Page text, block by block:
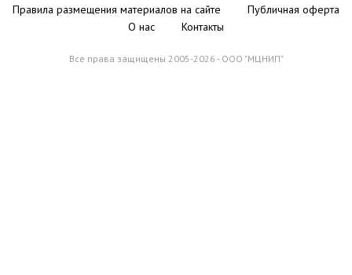
Правила размещения материалов на сайте
Публичная оферта
О нас
Контакты
Все права защищены 2005-2026 - ООО "МЦНИП"